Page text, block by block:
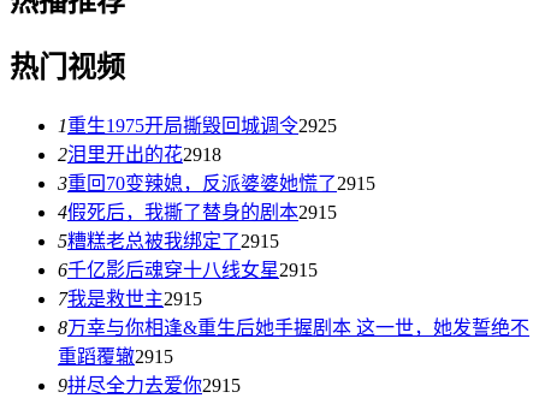
热门视频
1重生1975开局撕毁回城调令2925
2泪里开出的花2918
3重回70变辣媳，反派婆婆她慌了2915
4假死后，我撕了替身的剧本2915
5糟糕老总被我绑定了2915
6千亿影后魂穿十八线女星2915
7我是救世主2915
8万幸与你相逢&重生后她手握剧本 这一世，她发誓绝不
重蹈覆辙2915
9拼尽全力去爱你2915